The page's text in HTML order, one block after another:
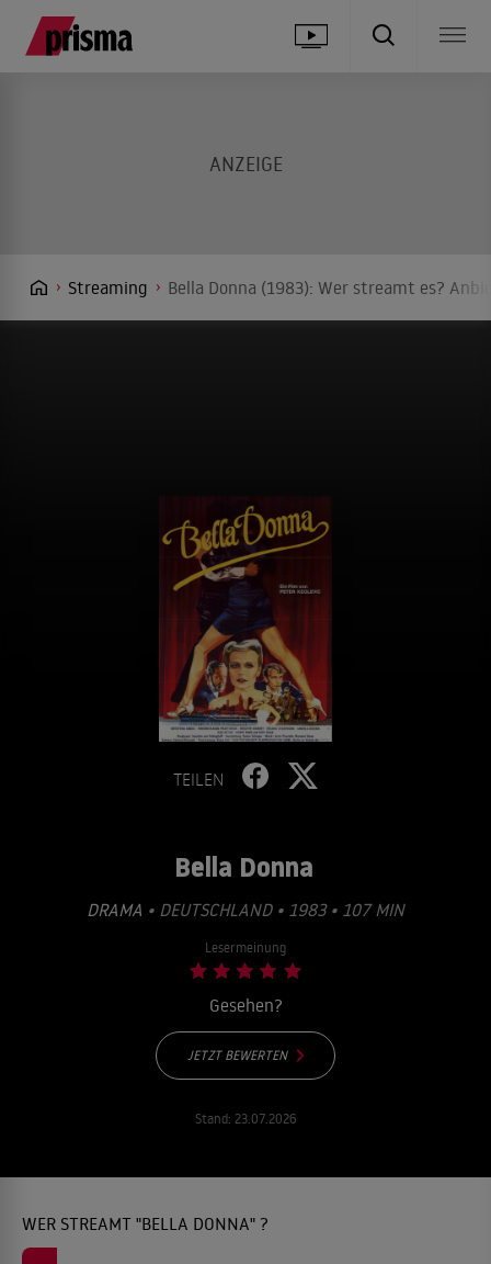
Streaming Bella Donna (1983): Wer streamt es?
TEILEN
Bella Donna
DRAMA • DEUTSCHLAND • 1983 • 107 MIN
Lesermeinung
Gesehen?
JETZT BEWERTEN
Stand: 23.07.2026
WER STREAMT "BELLA DONNA" ?